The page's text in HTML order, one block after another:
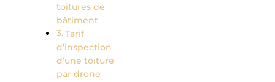
toitures de
bâtiment
Tarif
d’inspection
d’une toiture
par drone